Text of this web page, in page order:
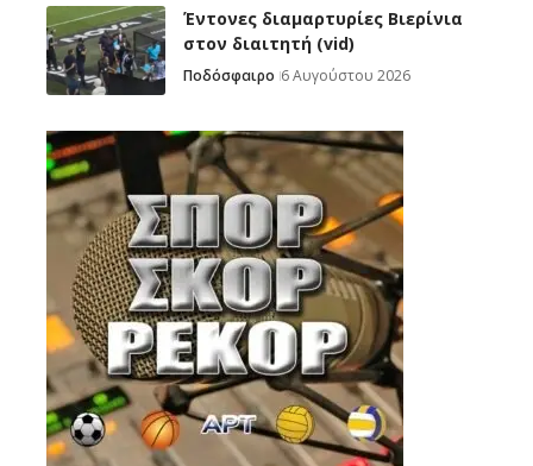
Έντονες διαμαρτυρίες Βιερίνια
στον διαιτητή (vid)
Ποδόσφαιρο 6 Αυγούστου 2026